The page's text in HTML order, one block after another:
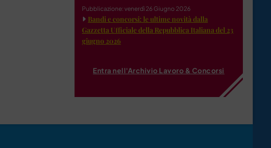
Pubblicazione: venerdì 26 Giugno 2026
Bandi e concorsi: le ultime novità dalla
Gazzetta Ufficiale della Repubblica Italiana del 23
giugno 2026
Entra nell'Archivio Lavoro & Concorsi